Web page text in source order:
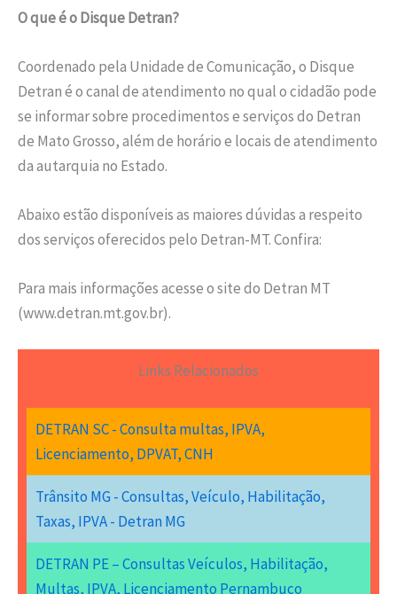
O que é o Disque Detran?
Coordenado pela Unidade de Comunicação, o Disque
Detran é o canal de atendimento no qual o cidadão pode
se informar sobre procedimentos e serviços do Detran
de Mato Grosso, além de horário e locais de atendimento
da autarquia no Estado.
Abaixo estão disponíveis as maiores dúvidas a respeito
dos serviços oferecidos pelo Detran-MT. Confira:
Para mais informações acesse o site do Detran MT
(www.detran.mt.gov.br).
Links Relacionados
DETRAN SC - Consulta multas, IPVA,
Licenciamento, DPVAT, CNH
Trânsito MG - Consultas, Veículo, Habilitação,
Taxas, IPVA - Detran MG
DETRAN PE – Consultas Veículos, Habilitação,
Multas, IPVA, Licenciamento Pernambuco